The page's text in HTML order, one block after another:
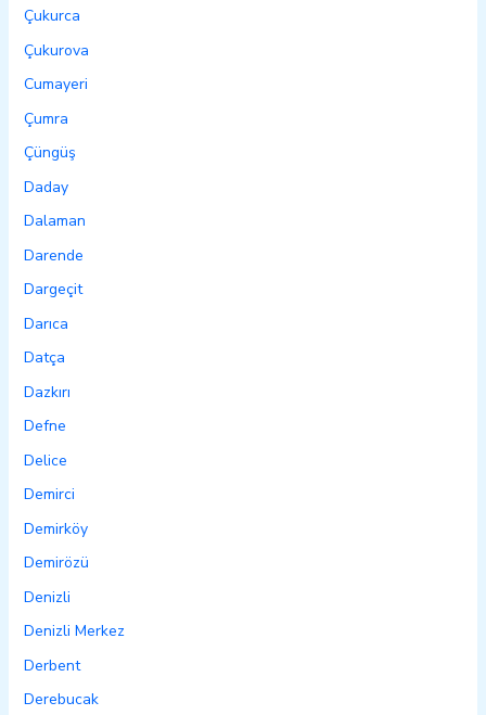
Çukurca
Çukurova
Cumayeri
Çumra
Çüngüş
Daday
Dalaman
Darende
Dargeçit
Darıca
Datça
Dazkırı
Defne
Delice
Demirci
Demirköy
Demirözü
Denizli
Denizli Merkez
Derbent
Derebucak